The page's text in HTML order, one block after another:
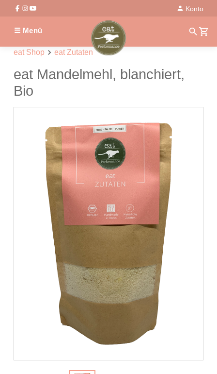
Konto
☰ Menü
eat Shop eat Zutaten
eat Mandelmehl, blanchiert,
Bio